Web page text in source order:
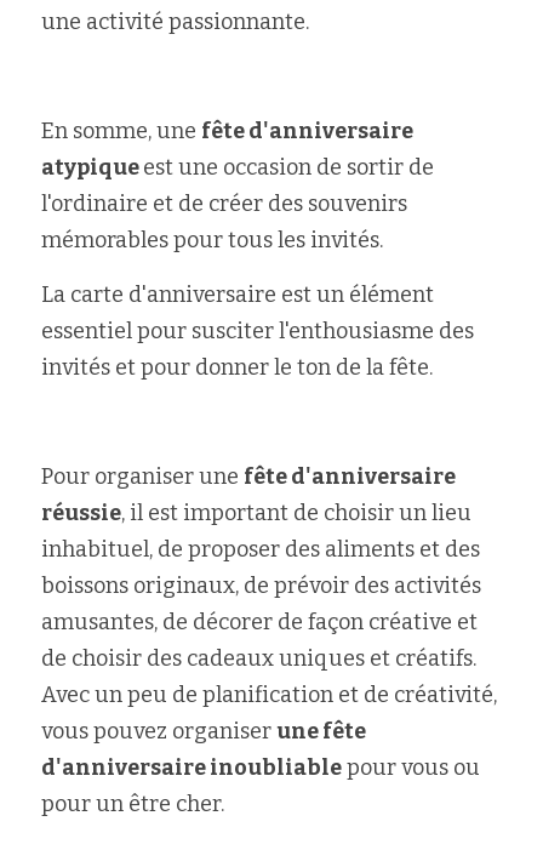
une activité passionnante.
En somme, une fête d'anniversaire
atypique est une occasion de sortir de
l'ordinaire et de créer des souvenirs
mémorables pour tous les invités.
La carte d'anniversaire est un élément
essentiel pour susciter l'enthousiasme des
invités et pour donner le ton de la fête.
Pour organiser une fête d'anniversaire
réussie, il est important de choisir un lieu
inhabituel, de proposer des aliments et des
boissons originaux, de prévoir des activités
amusantes, de décorer de façon créative et
de choisir des cadeaux uniques et créatifs.
Avec un peu de planification et de créativité,
vous pouvez organiser une fête
d'anniversaire inoubliable pour vous ou
pour un être cher.